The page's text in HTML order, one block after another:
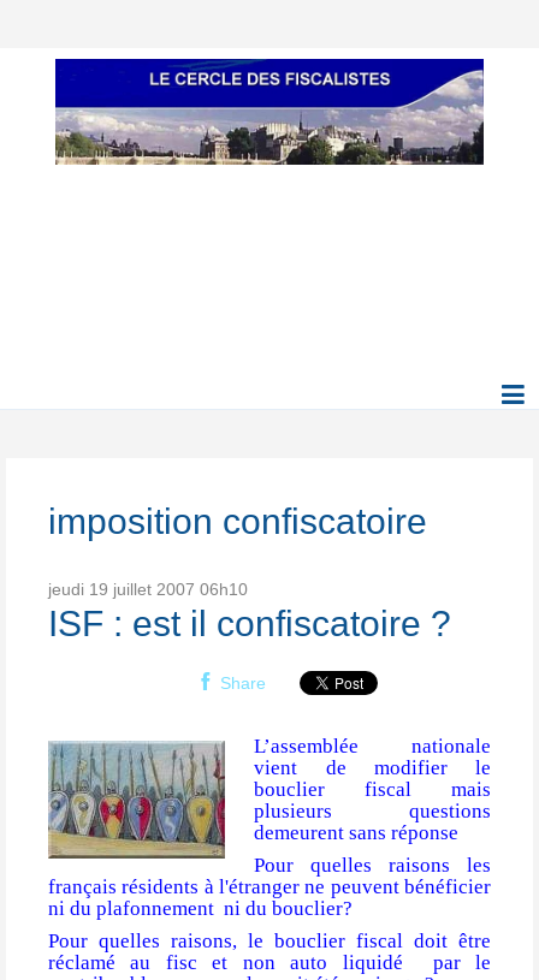
imposition confiscatoire
jeudi 19 juillet 2007 06h10
ISF : est il confiscatoire ?
Share
L’assemblée nationale
vient de modifier le
bouclier fiscal mais
plusieurs questions
demeurent sans réponse
Pour quelles raisons les
français résidents à l'étranger ne peuvent bénéficier
ni du plafonnement ni du bouclier?
Pour quelles raisons, le bouclier fiscal doit être
réclamé au fisc et non auto liquidé
par le